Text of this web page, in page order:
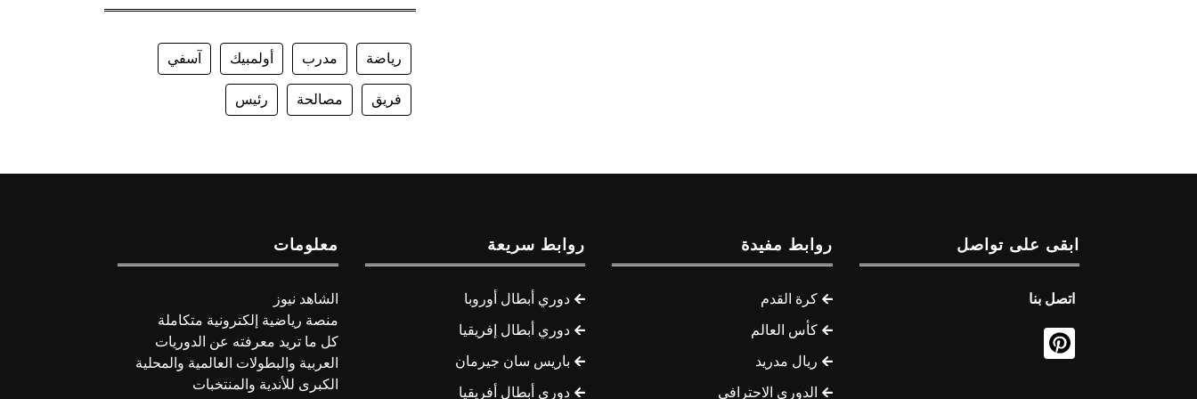
رياضة مدرب أولمبيك آسفي
فريق مصالحة رئيس
ابقى على تواصل
اتصل بنا
روابط مفيدة
كرة القدم
كأس العالم
ريال مدريد
الدوري الاحترافي
روابط سريعة
دوري أبطال أوروبا
دوري أبطال إفريقيا
باريس سان جيرمان
دوري أبطال أفريقيا
معلومات
الشاهد نيوز
منصة رياضية إلكترونية متكاملة
كل ما تريد معرفته عن الدوريات
العربية والبطولات العالمية والمحلية
الكبرى للأندية والمنتخبات